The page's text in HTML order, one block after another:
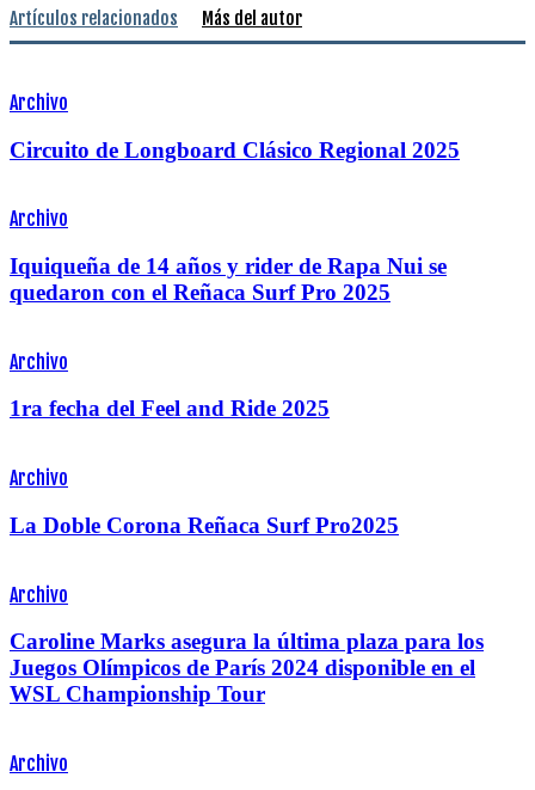
Artículos relacionados Más del autor
Archivo
Circuito de Longboard Clásico Regional 2025
Archivo
Iquiqueña de 14 años y rider de Rapa Nui se
quedaron con el Reñaca Surf Pro 2025
Archivo
1ra fecha del Feel and Ride 2025
Archivo
La Doble Corona Reñaca Surf Pro2025
Archivo
Caroline Marks asegura la última plaza para los
Juegos Olímpicos de París 2024 disponible en el
WSL Championship Tour
Archivo